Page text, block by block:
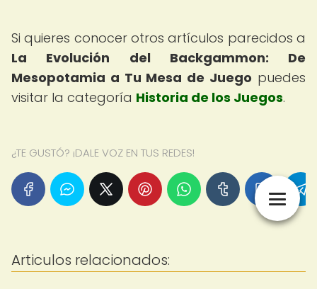
Si quieres conocer otros artículos parecidos a
La Evolución del Backgammon: De
Mesopotamia a Tu Mesa de Juego puedes
visitar la categoría Historia de los Juegos.
¿TE GUSTÓ? ¡DALE VOZ EN TUS REDES!
Articulos relacionados: